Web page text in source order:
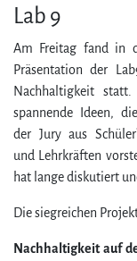
Lab 9
Am Freitag fand in
Präsentation der
Nachhaltigkeit
spannende Ideen,
der Jury aus
und Lehrkräften
hat lange diskutiert
Die siegreichen
Nachhaltigkeit auf